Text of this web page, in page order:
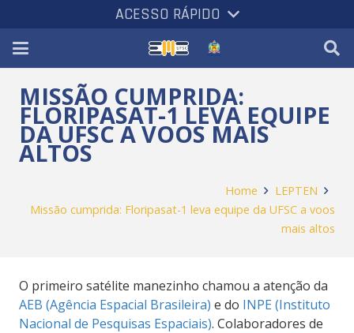
ACESSO RÁPIDO
MISSÃO CUMPRIDA:
FLORIPASAT-1 LEVA EQUIPE
DA UFSC A VOOS MAIS
ALTOS
Home
LEPTEN
Missão cumprida: Floripasat-1 leva equipe da UFSC a voos
mais altos
O primeiro satélite manezinho chamou a atenção da
AEB (Agência Espacial Brasileira) e do INPE (Instituto
Nacional de Pesquisas Espaciais). Colaboradores de